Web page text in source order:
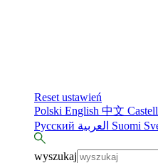
Reset ustawień
Polski English 中文
Русский
Suomi
wyszukaj